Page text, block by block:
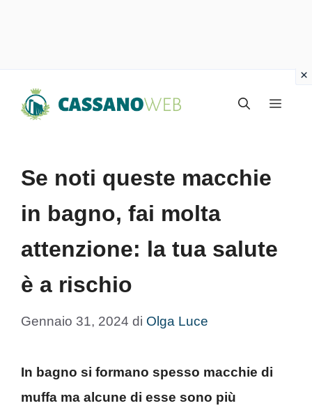
Menu
Se noti queste macchie
in bagno, fai molta
attenzione: la tua salute
è a rischio
Gennaio 31, 2024 di Olga Luce
In bagno si formano spesso macchie di
muffa ma alcune di esse sono più